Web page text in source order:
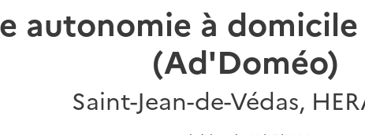
autonomie à domicile
(Ad'Doméo)
Saint-Jean-de-Védas,